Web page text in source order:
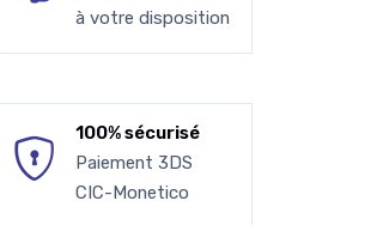
à votre disposition
100% sécurisé
Paiement 3DS
CIC-Monetico